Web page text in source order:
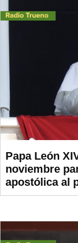
Papa León
noviembre
apostólica al